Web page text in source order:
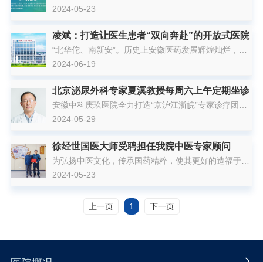
务平台——<名医宝>微信小程序，帮助患者解决名医预
2024-05-23
凌斌：打造让医生患者“双向奔赴”的开放式医院
“北华佗、南新安”。历史上安徽医药发展辉煌灿烂，涌
现出众多济世良医。 如今，传统中医与现代化诊疗深度
2024-06-19
北京泌尿外科专家夏溟教授每周六上午定期坐诊
安徽中科庚玖医院全力打造“京沪江浙皖”专家诊疗团
队，树高质量发展“新标杆”，使广大患者在“家门口”就
2024-05-29
徐经世国医大师受聘担任我院中医专家顾问
为弘扬中医文化，传承国药精粹，使其更好的造福于
民，近日我院聘请国医大师徐经世担任中医专家顾问，
2024-05-23
上一页 1 下一页